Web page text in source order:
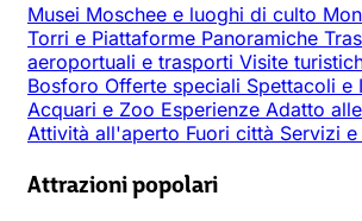
Musei Moschee e luoghi di culto
Torri e Piattaforme Panoramiche
aeroportuali e trasporti Visite
Bosforo Offerte speciali Spettacoli e
Acquari e Zoo Esperienze Adatto
Attività all'aperto Fuori città Servizi
Attrazioni popolari